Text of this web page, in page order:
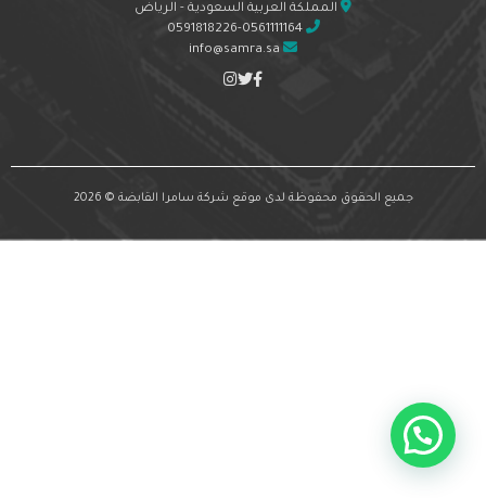
المملكة العربية السعودية - الرياض
0591818226-0561111164
info@samra.sa
جميع الحقوق محفوظة لدى موقع شركة سامرا القابضة © 2026